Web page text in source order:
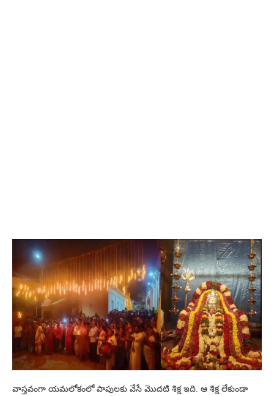
వాస్తవంగా యమలోకంలో పాపులకు వేసే మొదటి శిక్ష ఇది. ఆ శిక్ష లేకుండా